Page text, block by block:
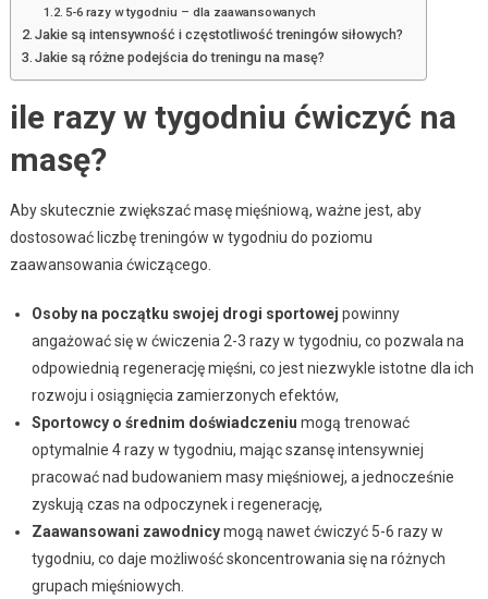
5-6 razy w tygodniu – dla zaawansowanych
Jakie są intensywność i częstotliwość treningów siłowych?
Jakie są różne podejścia do treningu na masę?
ile razy w tygodniu ćwiczyć na
masę?
Aby skutecznie zwiększać masę mięśniową, ważne jest, aby
dostosować liczbę treningów w tygodniu do poziomu
zaawansowania ćwiczącego.
Osoby na początku swojej drogi sportowej powinny
angażować się w ćwiczenia 2-3 razy w tygodniu, co pozwala na
odpowiednią regenerację mięśni, co jest niezwykle istotne dla ich
rozwoju i osiągnięcia zamierzonych efektów,
Sportowcy o średnim doświadczeniu mogą trenować
optymalnie 4 razy w tygodniu, mając szansę intensywniej
pracować nad budowaniem masy mięśniowej, a jednocześnie
zyskują czas na odpoczynek i regenerację,
Zaawansowani zawodnicymogą nawet ćwiczyć 5-6 razy w
tygodniu, co daje możliwość skoncentrowania się na różnych
grupach mięśniowych.